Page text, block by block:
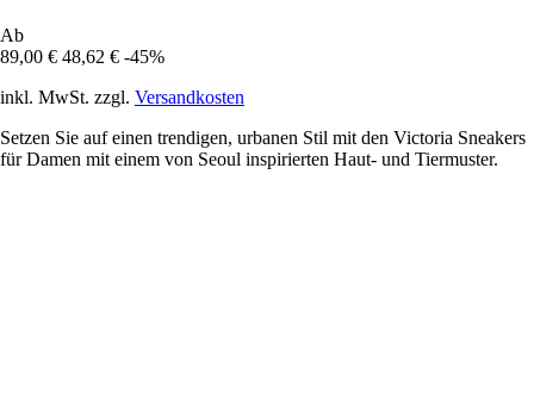
Ab
89,00 € 48,62 € -45%
inkl. MwSt. zzgl. Versandkosten
Setzen Sie auf einen trendigen, urbanen Stil mit den Victoria Sneakers
für Damen mit einem von Seoul inspirierten Haut- und Tiermuster.